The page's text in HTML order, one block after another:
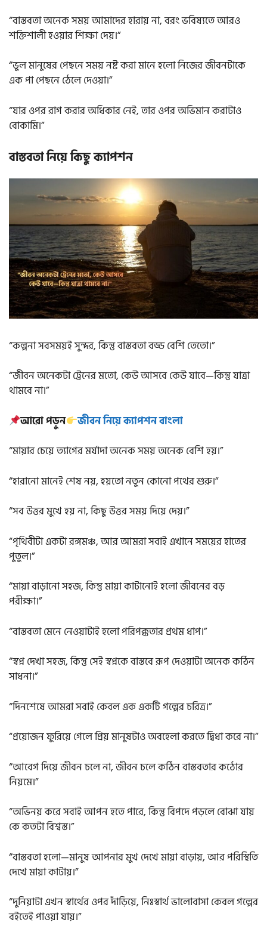
“বাস্তবতা অনেক সময় আমাদের হারায় না, বরং ভবিষ্যতে আরও
শক্তিশালী হওয়ার শিক্ষা দেয়।”
“ভুল মানুষের পেছনে সময় নষ্ট করা মানে হলো নিজের জীবনটাকে
এক পা পেছনে ঠেলে দেওয়া।”
“যার ওপর রাগ করার অধিকার নেই, তার ওপর অভিমান করাটাও
বোকামি।”
বাস্তবতা নিয়ে কিছু ক্যাপশন
“কল্পনা সবসময়ই সুন্দর, কিন্তু বাস্তবতা বড্ড বেশি তেতো।”
“জীবন অনেকটা ট্রেনের মতো, কেউ আসবে কেউ যাবে—কিন্তু যাত্রা
থামবে না।”
আরো পড়ুন
জীবন নিয়ে ক্যাপশন বাংলা
“মায়ার চেয়ে ত্যাগের মর্যাদা অনেক সময় অনেক বেশি হয়।”
“হারানো মানেই শেষ নয়, হয়তো নতুন কোনো পথের শুরু।”
“সব উত্তর মুখে হয় না, কিছু উত্তর সময় দিয়ে দেয়।”
“পৃথিবীটা একটা রঙ্গমঞ্চ, আর আমরা সবাই এখানে সময়ের হাতের
পুতুল।”
“মায়া বাড়ানো সহজ, কিন্তু মায়া কাটানোই হলো জীবনের বড়
পরীক্ষা।”
“বাস্তবতা মেনে নেওয়াটাই হলো পরিপক্কতার প্রথম ধাপ।”
“স্বপ্ন দেখা সহজ, কিন্তু সেই স্বপ্নকে বাস্তবে রূপ দেওয়াটা অনেক কঠিন
সাধনা।”
“দিনশেষে আমরা সবাই কেবল এক একটি গল্পের চরিত্র।”
“প্রয়োজন ফুরিয়ে গেলে প্রিয় মানুষটাও অবহেলা করতে দ্বিধা করে না।”
“আবেগ দিয়ে জীবন চলে না, জীবন চলে কঠিন বাস্তবতার কঠোর
নিয়মে।”
“অভিনয় করে সবাই আপন হতে পারে, কিন্তু বিপদে পড়লে বোঝা যায়
কে কতটা বিশ্বস্ত।”
“বাস্তবতা হলো—মানুষ আপনার মুখ দেখে মায়া বাড়ায়, আর পরিস্থিতি
দেখে মায়া কাটায়।”
“দুনিয়াটা এখন স্বার্থের ওপর দাঁড়িয়ে, নিঃস্বার্থ ভালোবাসা কেবল গল্পের
বইতেই পাওয়া যায়।”